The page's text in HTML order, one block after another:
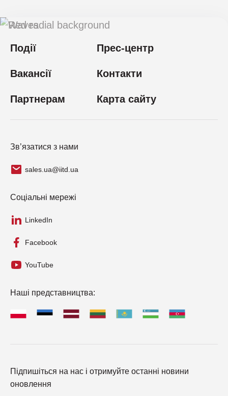
Події Прес-центр
Вакансії Контакти
Партнерам Карта сайту
Зв’язатися з нами
sales.ua@iitd.ua
Наші представництва:
Соціальні мережі
LinkedIn
Facebook
YouTube
Підпишіться на нас і отримуйте останні новини
оновлення